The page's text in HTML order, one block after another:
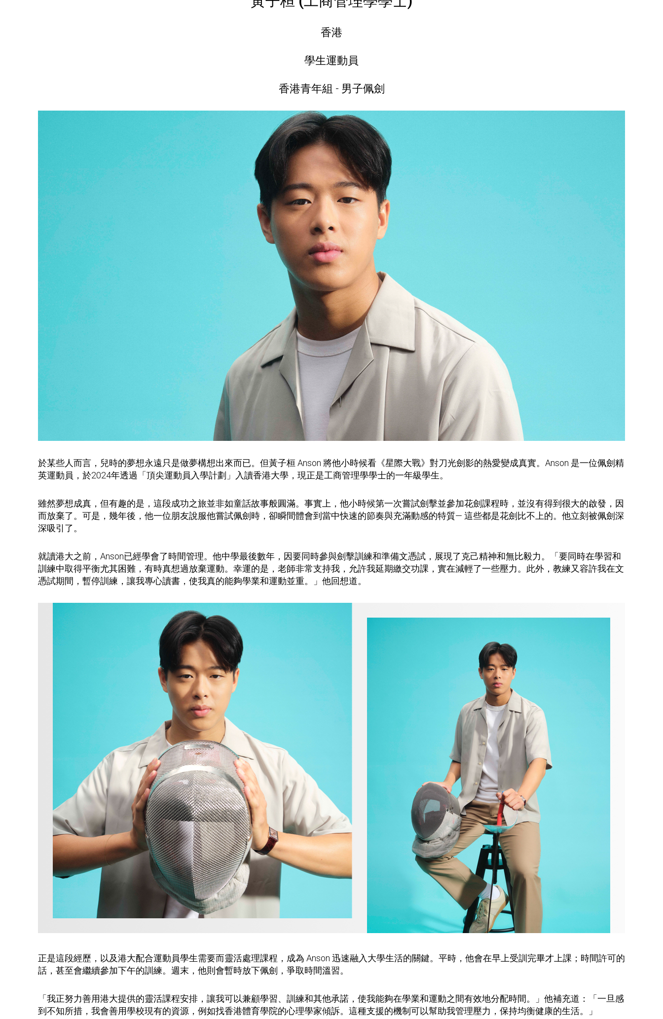
香港
學生運動員
香港青年組 - 男子佩劍
於某些人而言，兒時的夢想永遠只是做夢構想出來而已。但黃子桓 Anson 將他小時候看《星際大戰》對刀光劍影的熱愛變成真實。Anson 是一位佩劍精
英運動員，於2024年透過「頂尖運動員入學計劃」入讀香港大學，現正是工商管理學學士的一年級學生。
雖然夢想成真，但有趣的是，這段成功之旅並非如童話故事般圓滿。事實上，他小時候第一次嘗試劍擊並參加花劍課程時，並沒有得到很大的啟發，因
而放棄了。可是，幾年後，他一位朋友說服他嘗試佩劍時，卻瞬間體會到當中快速的節奏與充滿動感的特質— 這些都是花劍比不上的。他立刻被佩劍深
深吸引了。
就讀港大之前，Anson已經學會了時間管理。他中學最後數年，因要同時參與劍擊訓練和準備文憑試，展現了克己精神和無比毅力。「要同時在學習和
訓練中取得平衡尤其困難，有時真想過放棄運動。幸運的是，老師非常支持我，允許我延期繳交功課，實在減輕了一些壓力。此外，教練又容許我在文
憑試期間，暫停訓練，讓我專心讀書，使我真的能夠學業和運動並重。」他回想道。
正是這段經歷，以及港大配合運動員學生需要而靈活處理課程，成為 Anson 迅速融入大學生活的關鍵。平時，他會在早上受訓完畢才上課；時間許可的
話，甚至會繼續參加下午的訓練。週末，他則會暫時放下佩劍，爭取時間溫習。
「我正努力善用港大提供的靈活課程安排，讓我可以兼顧學習、訓練和其他承諾，使我能夠在學業和運動之間有效地分配時間。」他補充道：「一旦感
到不知所措，我會善用學校現有的資源，例如找香港體育學院的心理學家傾訴。這種支援的機制可以幫助我管理壓力，保持均衡健康的生活。」